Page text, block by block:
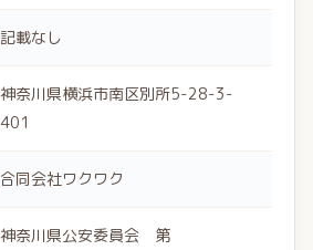
記載なし
神奈川県横浜市南区別所5-28-3-
401
合同会社ワクワク
神奈川県公安委員会 第